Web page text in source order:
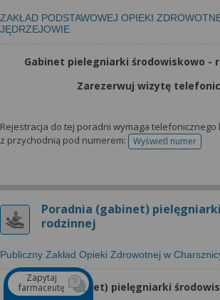
ZAKŁAD PODSTAWOWEJ OPIEKI
JĘDRZEJOWIE
Gabinet pielegniarki środowiskowo -
Zarezerwuj wizytę
Rejestracja do tej poradni wymaga telefonicznego
z przychodnią pod numerem:
Wyświetl numer
telefonu do
Poradnia (gabinet)
rodzinnej
Publiczny Zakład Opieki Zdrowotnej w
Poradnia (gabinet) pielęgniarki
Zapytaj
farmaceutę